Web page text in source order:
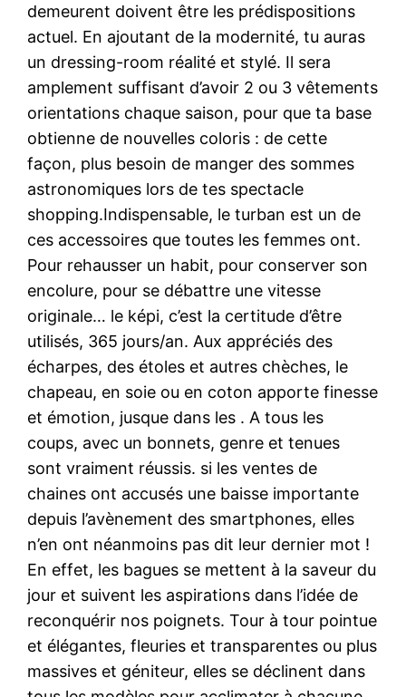
demeurent doivent être les prédispositions
actuel. En ajoutant de la modernité, tu auras
un dressing-room réalité et stylé. Il sera
amplement suffisant d’avoir 2 ou 3 vêtements
orientations chaque saison, pour que ta base
obtienne de nouvelles coloris : de cette
façon, plus besoin de manger des sommes
astronomiques lors de tes spectacle
shopping.Indispensable, le turban est un de
ces accessoires que toutes les femmes ont.
Pour rehausser un habit, pour conserver son
encolure, pour se débattre une vitesse
originale… le képi, c’est la certitude d’être
utilisés, 365 jours/an. Aux appréciés des
écharpes, des étoles et autres chèches, le
chapeau, en soie ou en coton apporte finesse
et émotion, jusque dans les . A tous les
coups, avec un bonnets, genre et tenues
sont vraiment réussis. si les ventes de
chaines ont accusés une baisse importante
depuis l’avènement des smartphones, elles
n’en ont néanmoins pas dit leur dernier mot !
En effet, les bagues se mettent à la saveur du
jour et suivent les aspirations dans l’idée de
reconquérir nos poignets. Tour à tour pointue
et élégantes, fleuries et transparentes ou plus
massives et géniteur, elles se déclinent dans